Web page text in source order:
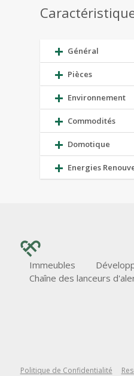
Général
Pièces
Environnement
Commodités
Domotique
Energies
Immeubles
Chaîne des lanceurs
Politique de Confidentialité